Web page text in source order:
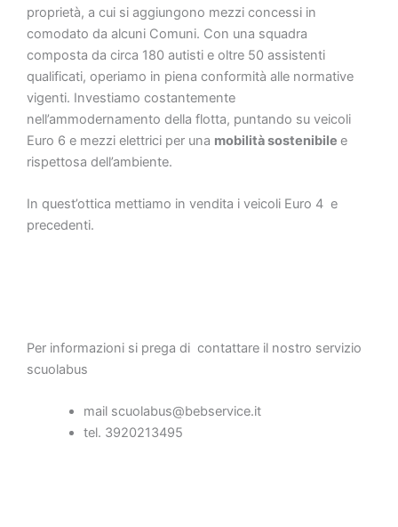
proprietà, a cui si aggiungono mezzi concessi in
comodato da alcuni Comuni. Con una squadra
composta da circa 180 autisti e oltre 50 assistenti
qualificati, operiamo in piena conformità alle normative
vigenti. Investiamo costantemente
nell’ammodernamento della flotta, puntando su veicoli
Euro 6 e mezzi elettrici per una mobilità sostenibile e
rispettosa dell’ambiente.
In quest’ottica mettiamo in vendita i veicoli Euro 4 e
precedenti.
Per informazioni si prega di contattare il nostro servizio
scuolabus
mail scuolabus@bebservice.it
tel. 3920213495